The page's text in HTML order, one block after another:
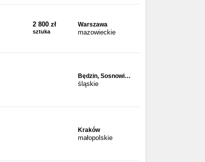
2 800 zł
sztuka
Warszawa
mazowieckie
Będzin, Sosnowi…
śląskie
Kraków
małopolskie